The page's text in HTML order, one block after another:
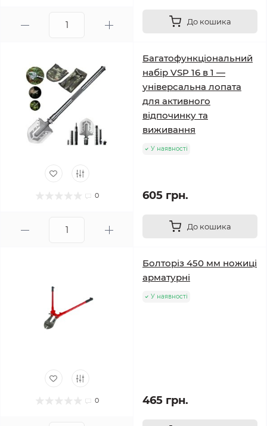
До кошика
0
Багатофункціональний
набір VSP 16 в 1 —
універсальна лопата
для активного
відпочинку та
виживання
У наявності
605 грн.
До кошика
0
Болторіз 450 мм ножиці
арматурні
У наявності
465 грн.